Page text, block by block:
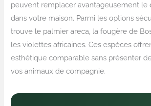
peuvent remplacer avantageusement le
dans votre maison. Parmi les options
trouve le palmier areca, la fougère de
les violettes africaines. Ces espèces
esthétique comparable sans présenter
vos animaux de compagnie.